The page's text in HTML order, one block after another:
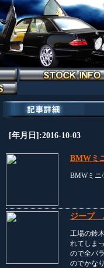
[年月日]:2016-10-03
BMWミ
BMWミニ
ジープ
工場の鈴
れてしま
ので全バ
のでかな